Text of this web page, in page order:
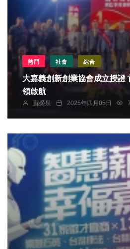
熱門 社會 綜合
大嘉義創新創業協會成立授證
領啟航
蘇榮泉 2025年四月05日